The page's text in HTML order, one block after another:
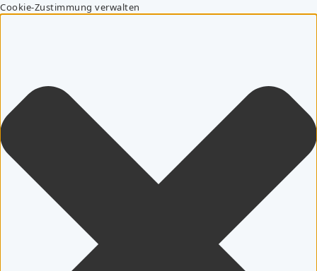
Cookie-Zustimmung verwalten